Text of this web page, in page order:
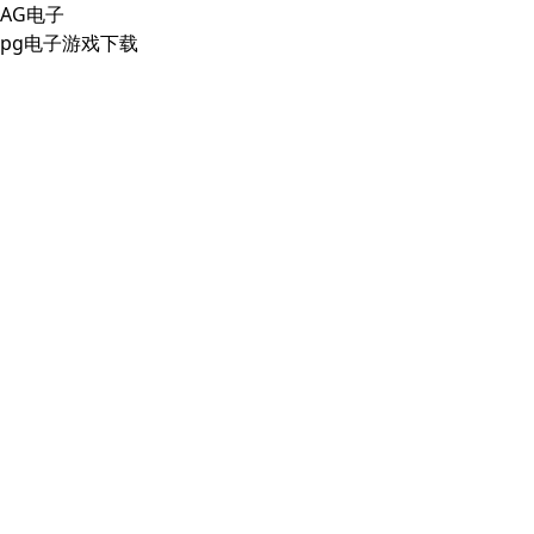
AG电子
pg电子游戏下载